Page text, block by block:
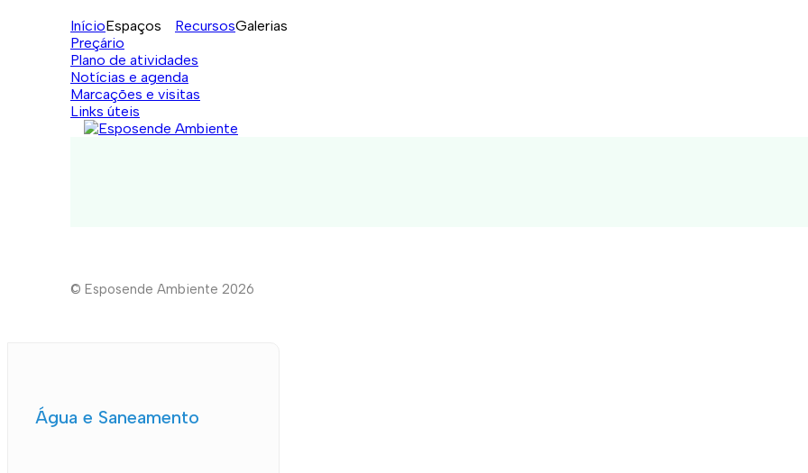
InícioEspaços RecursosGalerias
Preçário
Plano de atividades
Notícias e agenda
Marcações e visitas
Links úteis
© Esposende Ambiente 2026
Água e Saneamento